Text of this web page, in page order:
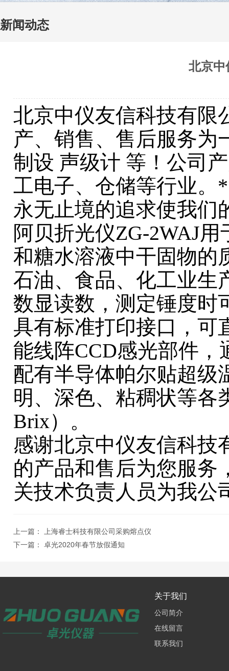
新闻动态
北京中
北京中仪友信科技有限
产、销售、售后服务为
制设 声级计 等！公司
工电子、仓储等行业。
永无止境的追求使我们
阿贝折光仪ZG-2WAJ
和糖水溶液中干固物的
石油、食品、化工业生
数显读数，测定锤度时
具有标准打印接口，可
能线阵CCD感光部件
配有半导体帕尔贴超级
明、深色、粘稠状等各
Brix）。
感谢北京中仪友信科技
的产品和售后为您服务
关技术负责人员为我公
上一篇：
上海睿士科技有限公司采购熔点仪
下一篇： 卓光2020年春节放假通知
关于我们
公司简介
在线留言
联系我们